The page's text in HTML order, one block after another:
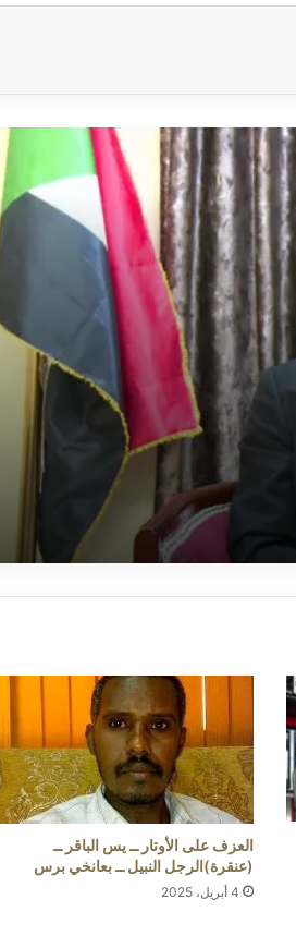
ومناشدة إلى سعادة وزير الصحة المكلف بولاية
ــ بعانخي برس
الشافعي طاشين يكتب .. البرهان في شارع
النيل (من ميدان الكرامة .. إلى شارع المواطن)
ــ بعانخي برس
*شاهيناز القرشي* تكتب..*إلى ملحدة* ــ
بعانخي برس
حرف ومعني ــ منى حمزة ــ مدني ولدت
شامخة ــ بعانخي برس
مرفأ الكلمات ــ عثمان عولي ــ السقوط من
أعلى الدرجات ــ بعانخي برس
(خمة نفس) ــ عبدالوهاب السنجك ــ مستشفى
أبو جبيهة.. استغاثة موقعة من الأهالي لوزارة
الصحة الاتحادية ــ بعانخي برس
(خمة نفس) ــ عبدالوهاب السنجك ــ مستشفى
أبو جبيهة.. استغاثة موقعة من الأهالي لوزارة
الصحة الاتحادية ــ بعانخي برس
العزف على الأوتار ــ يس الباقر ــ
(عنقرة)الرجل النبيل ــ بعانخي برس
4 أبريل، 2025